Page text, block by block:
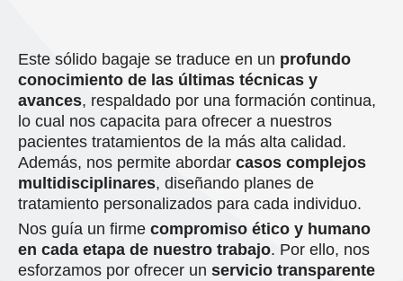
Este sólido bagaje se traduce en un profundo
conocimiento de las últimas técnicas y
avances, respaldado por una formación continua,
lo cual nos capacita para ofrecer a nuestros
pacientes tratamientos de la más alta calidad.
Además, nos permite abordar casos complejos
multidisciplinares, diseñando planes de
tratamiento personalizados para cada individuo.
Nos guía un firme compromiso ético y humano
en cada etapa de nuestro trabajo. Por ello, nos
esforzamos por ofrecer un servicio transparente